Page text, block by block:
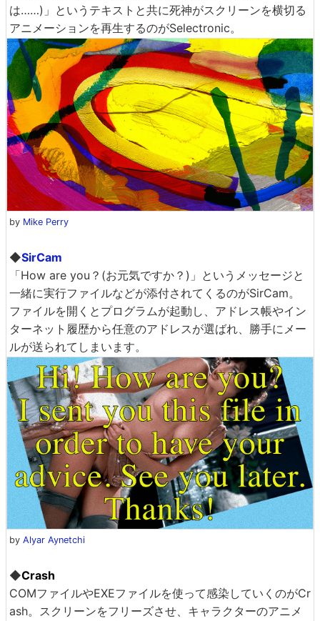
は……)」というテキストと共に死神がスクリーンを横切る
アニメーションを再生するのがSelectronic。
by Mike Perry
◆SirCam
「How are you？(お元気ですか？)」というメッセージと
一緒に実行ファイルなどが添付されてくるのがSirCam。
ファイルを開くとプログラムが起動し、アドレス帳やイン
ターネット履歴から任意のアドレスが選ばれ、勝手にメー
ルが送られてしまいます。
by Alyar Aynetchi
◆Crash
COMファイルやEXEファイルを使って感染していくのがCr
ash。スクリーンをフリーズさせ、キャラクターのアニメ